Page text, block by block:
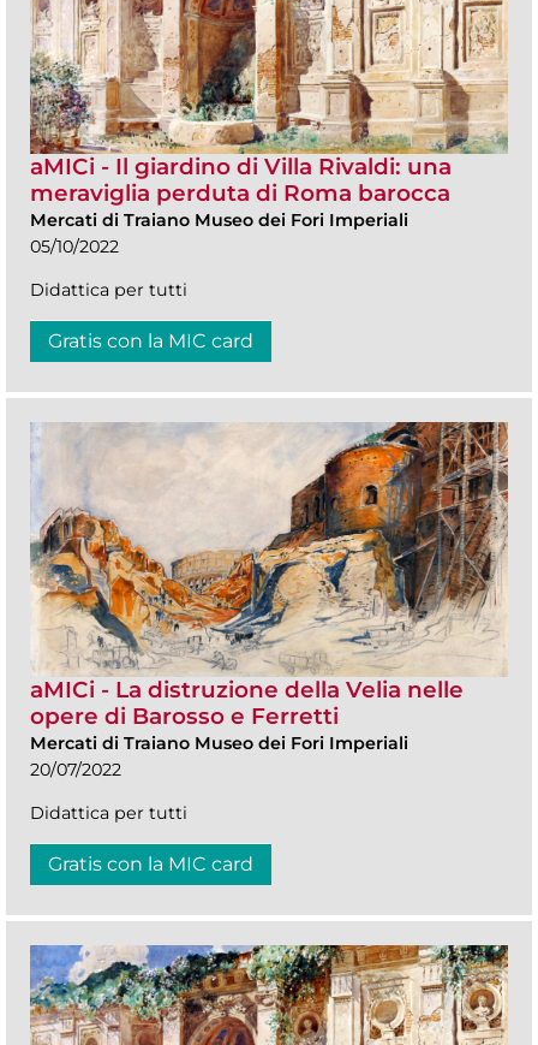
aMICi - Il giardino di Villa Rivaldi: una
meraviglia perduta di Roma barocca
Mercati di Traiano Museo dei Fori Imperiali
05/10/2022
Didattica per tutti
Gratis con la MIC card
aMICi - La distruzione della Velia nelle
opere di Barosso e Ferretti
Mercati di Traiano Museo dei Fori Imperiali
20/07/2022
Didattica per tutti
Gratis con la MIC card